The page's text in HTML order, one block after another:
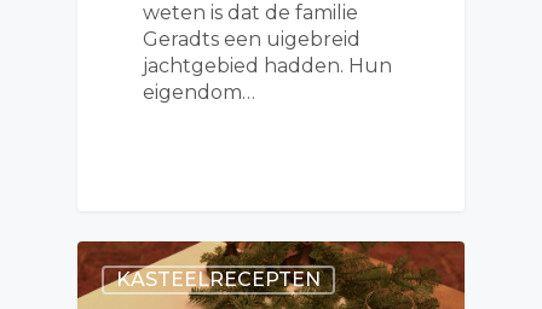
weten is dat de familie
Geradts een uigebreid
jachtgebied hadden. Hun
eigendom…
KASTEELRECEPTEN